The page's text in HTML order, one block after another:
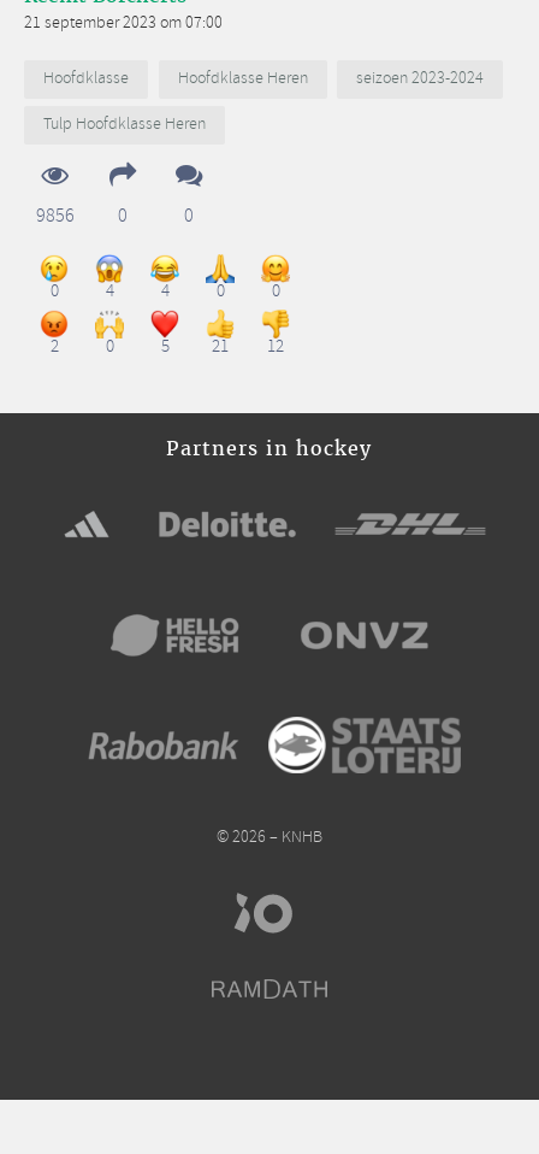
21 september 2023 om 07:00
Hoofdklasse Hoofdklasse Heren
seizoen 2023-2024
Tulp Hoofdklasse Heren
9856 0 0
0 4 4 0 0
2 0 5 21 12
Partners in hockey
© 2026 – KNHB